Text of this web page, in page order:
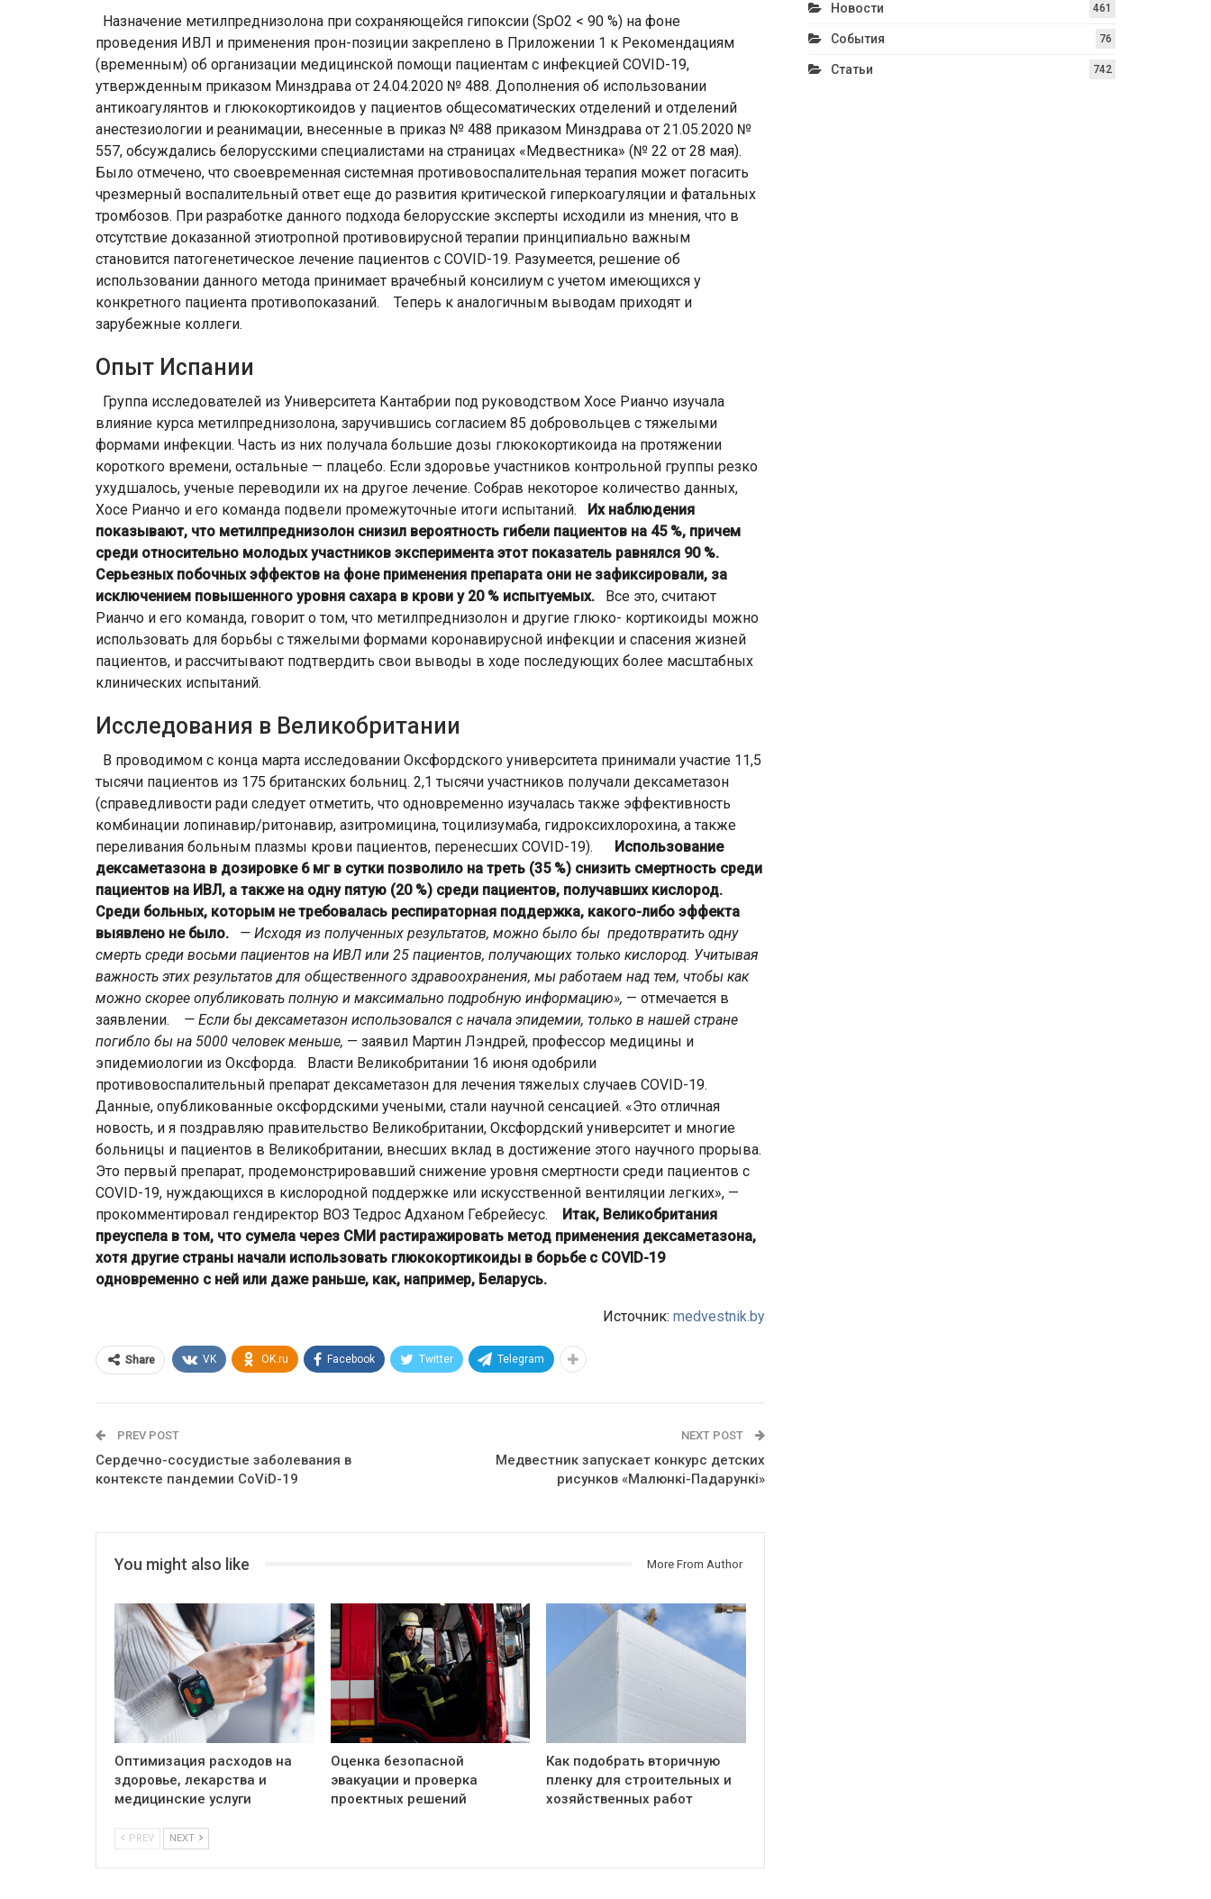
Назначение метилпреднизолона при сохраняющейся гипоксии (SpO2 < 90 %) на фоне
проведения ИВЛ и применения прон-позиции закреплено в Приложении 1 к Рекомендациям
(временным) об организации медицинской помощи пациентам с инфекцией COVID-19,
утвержденным приказом Минздрава от 24.04.2020 № 488. Дополнения об использовании
антикоагулянтов и глюкокортикоидов у пациентов общесоматических отделений и отделений
анестезиологии и реанимации, внесенные в приказ № 488 приказом Минздрава от 21.05.2020 №
557, обсуждались белорусскими специалистами на страницах «Медвестника» (№ 22 от 28 мая).
Было отмечено, что своевременная системная противовоспалительная терапия может погасить
чрезмерный воспалительный ответ еще до развития критической гиперкоагуляции и фатальных
тромбозов. При разработке данного подхода белорусские эксперты исходили из мнения, что в
отсутствие доказанной этиотропной противовирусной терапии принципиально важным
становится патогенетическое лечение пациентов с COVID-19. Разумеется, решение об
использовании данного метода принимает врачебный консилиум с учетом имеющихся у
конкретного пациента противопоказаний. Теперь к аналогичным выводам приходят и
зарубежные коллеги.
Опыт Испании
Группа исследователей из Университета Кантабрии под руководством Хосе Рианчо изучала
влияние курса метилпреднизолона, заручившись согласием 85 добровольцев с тяжелыми
формами инфекции. Часть из них получала большие дозы глюкокортикоида на протяжении
короткого времени, остальные — плацебо. Если здоровье участников контрольной группы резко
ухудшалось, ученые переводили их на другое лечение. Собрав некоторое количество данных,
Хосе Рианчо и его команда подвели промежуточные итоги испытаний. Их наблюдения
показывают, что метилпреднизолон снизил вероятность гибели пациентов на 45 %, причем
среди относительно молодых участников эксперимента этот показатель равнялся 90 %.
Серьезных побочных эффектов на фоне применения препарата они не зафиксировали, за
исключением повышенного уровня сахара в крови у 20 % испытуемых. Все это, считают
Рианчо и его команда, говорит о том, что метилпреднизолон и другие глюко- кортикоиды можно
использовать для борьбы с тяжелыми формами коронавирусной инфекции и спасения жизней
пациентов, и рассчитывают подтвердить свои выводы в ходе последующих более масштабных
клинических испытаний.
Исследования в Великобритании
В проводимом с конца марта исследовании Оксфордского университета принимали участие 11,5
тысячи пациентов из 175 британских больниц. 2,1 тысячи участников получали дексаметазон
(справедливости ради следует отметить, что одновременно изучалась также эффективность
комбинации лопинавир/ритонавир, азитромицина, тоцилизумаба, гидроксихлорохина, а также
переливания больным плазмы крови пациентов, перенесших COVID-19). Использование
дексаметазона в дозировке 6 мг в сутки позволило на треть (35 %) снизить смертность среди
пациентов на ИВЛ, а также на одну пятую (20 %) среди пациентов, получавших кислород.
Среди больных, которым не требовалась респираторная поддержка, какого-либо эффекта
выявлено не было.
— Исходя из полученных результатов, можно было бы предотвратить одну
смерть среди восьми пациентов на ИВЛ или 25 пациентов, получающих только кислород. Учитывая
важность этих результатов для общественного здравоохранения, мы работаем над тем, чтобы как
можно скорее опубликовать полную и максимально подробную информацию», — отмечается в
заявлении. — Если бы дексаметазон использовался с начала эпидемии, только в нашей стране
погибло бы на 5000 человек меньше, — заявил Мартин Лэндрей, профессор медицины и
эпидемиологии из Оксфорда. Власти Великобритании 16 июня одобрили
противовоспалительный препарат дексаметазон для лечения тяжелых случаев COVID-19.
Данные, опубликованные оксфордскими учеными, стали научной сенсацией. «Это отличная
новость, и я поздравляю правительство Великобритании, Оксфордский университет и многие
больницы и пациентов в Великобритании, внесших вклад в достижение этого научного прорыва.
Это первый препарат, продемонстрировавший снижение уровня смертности среди пациентов с
COVID-19, нуждающихся в кислородной поддержке или искусственной вентиляции легких», —
прокомментировал гендиректор ВОЗ Тедрос Адханом Гебрейесус. Итак, Великобритания
преуспела в том, что сумела через СМИ растиражировать метод применения дексаметазона,
хотя другие страны начали использовать глюкокортикоиды в борьбе с COVID-19
одновременно с ней или даже раньше, как, например, Беларусь.
Источник: medvestnik.by
Share VK OK.ru Facebook Twitter Telegram
PREV POST
Сердечно-сосудистые заболевания в
контексте пандемии CoViD-19
NEXT POST
Медвестник запускает конкурс детских
рисунков «Малюнкi-Падарункi»
You might also like More From Author
Оптимизация расходов на
здоровье, лекарства и
медицинские услуги
Оценка безопасной
эвакуации и проверка
проектных решений
Как подобрать вторичную
пленку для строительных и
хозяйственных работ
PREV NEXT
Новости 461
События 76
Статьи 742